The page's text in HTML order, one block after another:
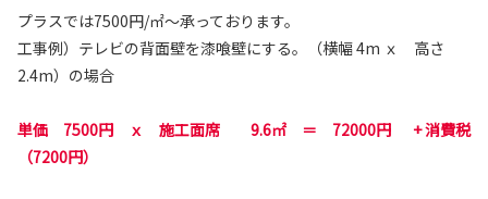
プラスでは7500円/㎡～承っております。
工事例）テレビの背面壁を漆喰壁にする。（横幅 4m ｘ 高さ
2.4m）の場合
単価 7500円 ｘ 施工面席 9.6㎡ ＝ 72000円 + 消費税
（7200円）